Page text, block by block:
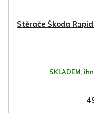
Stěrače Škoda
SKLADEM,